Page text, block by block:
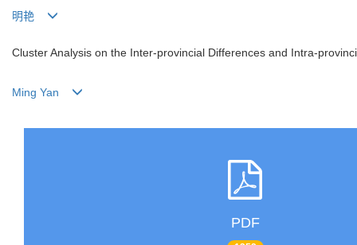
明艳
Cluster Analysis on the Inter-provincial Differences and Intra-
Ming Yan
PDF